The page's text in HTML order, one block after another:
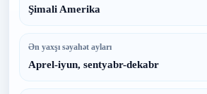
Şimali Amerika
Ən yaxşı səyahət ayları
Aprel-iyun, sentyabr-dekabr